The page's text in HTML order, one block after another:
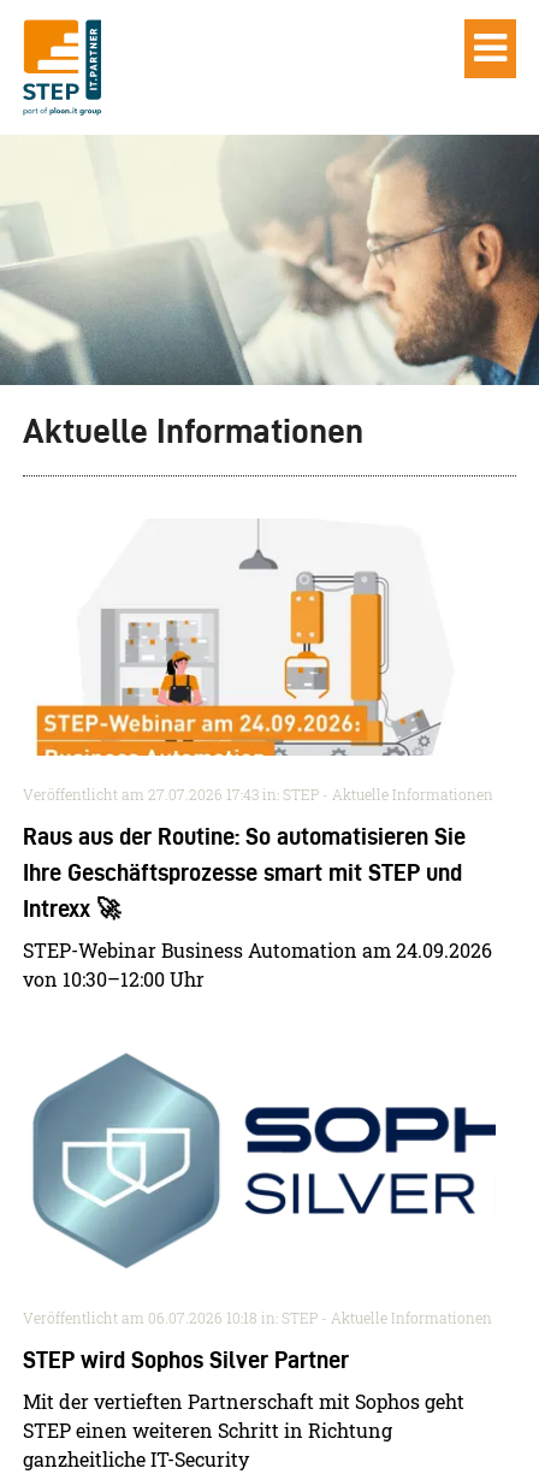
Aktuelle Informationen
Veröffentlicht am27.07.2026 17:43in: STEP - Aktuelle Informationen
Raus aus der Routine: So automatisieren Sie
Ihre Geschäftsprozesse smart mit STEP und
Intrexx 🚀
STEP-Webinar Business Automation am 24.09.2026
von 10:30–12:00 Uhr
Veröffentlicht am06.07.2026 10:18 in: STEP - Aktuelle Informationen
STEP wird Sophos Silver Partner
Mit der vertieften Partnerschaft mit Sophos geht
STEP einen weiteren Schritt in Richtung
ganzheitliche IT-Security